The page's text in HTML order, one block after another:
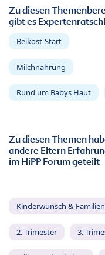
Zu diesen
gibt es
Beikost-Start
Milchnahrung
Rund um Babys Haut
Zu diesen Themen
andere Eltern
im HiPP Forum geteilt
Kinderwunsch &
2. Trimester 3.